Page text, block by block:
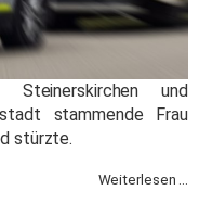
und
stammende Frau
stürzte.
Weiterlesen ...